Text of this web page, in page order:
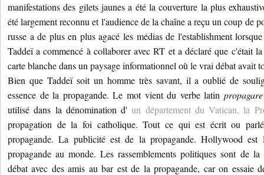
manifestations des gilets jaunes a été la couverture la plus
été largement reconnu et l'audience de la chaîne a reçu un coup de
russe a de plus en plus agacé les médias de l'establishment
Taddeï a commencé à collaborer avec RT et a déclaré que c'était
carte blanche dans un paysage informationnel où le vrai débat avait
Bien que Taddeï soit un homme très savant, il a oublié de
essence de la propagande.Le mot vient du verbe latinpropagare
utilisé dans la dénomination d'un département du Vatican, la
propagation de la foi catholique.Tout ce qui est écrit ou
propagande.La publicité est de la propagande.Hollywood est
propagande au monde.Les rassemblements politiques sont de
débat avec des amis au bar est de la propagande, car on essaie